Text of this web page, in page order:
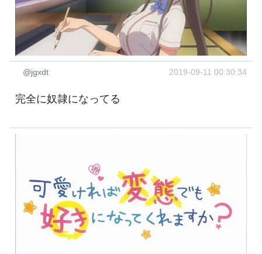
@jgxdt 2019-09-11 00:30:34
完全に奴隷になってる